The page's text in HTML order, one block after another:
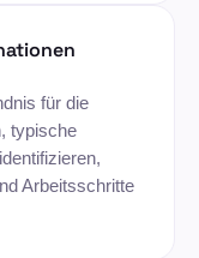
für die
typische
Arbeitsschritte